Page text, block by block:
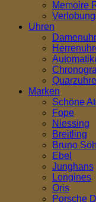
Memoire
Uhren
Marken
Schöne
Fope
Niessing
Breitling
Bruno
Ebel
Junghans
Longines
Oris
Porsche